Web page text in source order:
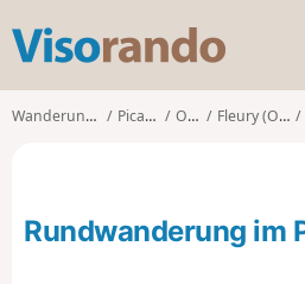
s
o
o
Wanderungen Picardy Oise Fleury (Oise)
Rundwanderung im